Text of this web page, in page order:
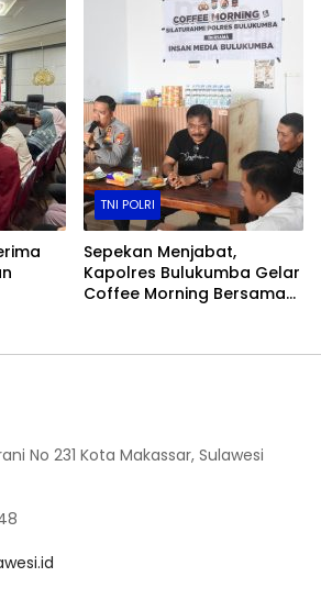
TNI POLRI
Sepekan Menjabat,
Kapolres Bulukumba Gelar
Coffee Morning Bersama
No 231 Kota Makassar, Sulawesi